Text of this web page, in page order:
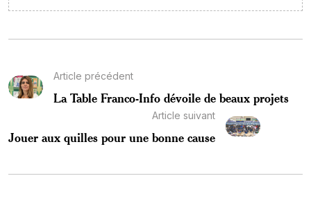
Article précédent
La Table Franco-Info dévoile de beaux projets
Article suivant
Jouer aux quilles pour une bonne cause